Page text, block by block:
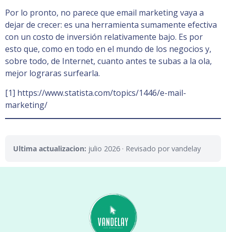
Por lo pronto, no parece que email marketing vaya a
dejar de crecer: es una herramienta sumamente efectiva
con un costo de inversión relativamente bajo. Es por
esto que, como en todo en el mundo de los negocios y,
sobre todo, de Internet, cuanto antes te subas a la ola,
mejor lograras surfearla.
[1] https://www.statista.com/topics/1446/e-mail-
marketing/
Ultima actualizacion: julio 2026 · Revisado por vandelay